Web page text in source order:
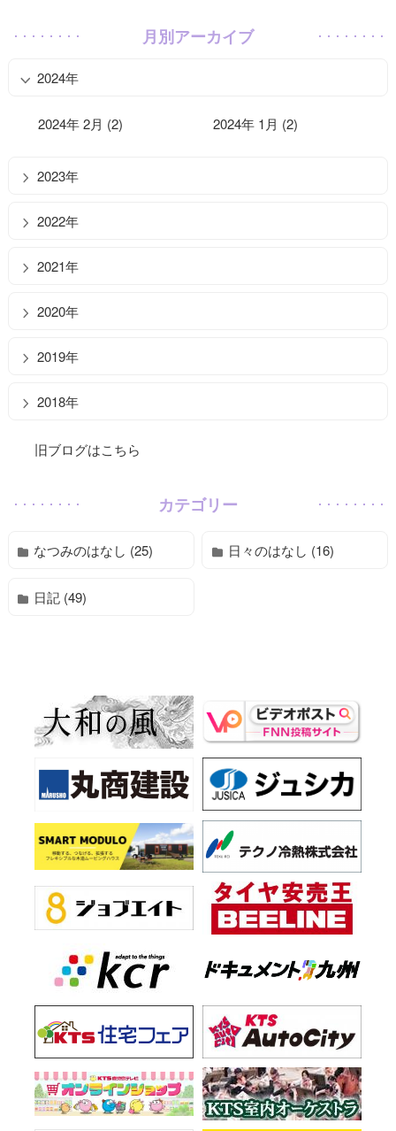
月別アーカイブ
2024年
2024年 2月 (2) 2024年 1月 (2)
2023年
2022年
2021年
2020年
2019年
2018年
旧ブログはこちら
カテゴリー
なつみのはなし (25) 日々のはなし (16)
日記 (49)